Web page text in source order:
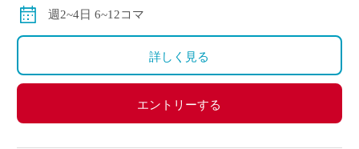
別途交通費全額支給
週2~4日 6~12コマ
詳しく見る
エントリーする